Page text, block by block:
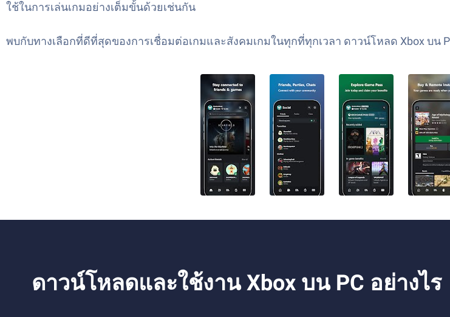
ใช้ในการเล่นเกมอย่างเต็มขั้นด้วยเช่นกัน
พบกับทางเลือกที่ดีที่สุดของการเชื่อมต่อเกมและสังคมเกมในทุกที่ทุกเวลา ดาวน์โหลด Xbox บน
ดาวน์โหลดและใช้งาน Xbox บน PC อย่างไร